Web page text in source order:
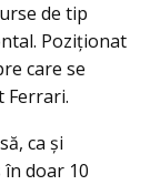
de tip
Poziţionat
care se
Ferrari.
ca și
în doar 10